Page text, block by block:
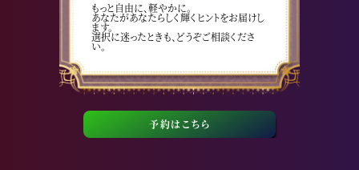
もっと自由に、軽やかに。
あなたがあなたらしく輝くヒントをお届けし
ます。
選択に迷ったときも、どうぞご相談くださ
い。
予約はこちら